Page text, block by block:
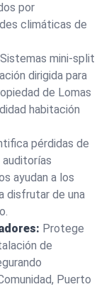
por
climáticas de
Sistemas mini-split
dirigida para
de Lomas
habitación
pérdidas de
ayudan a los
disfrutar de una
Protege
de
Puerto